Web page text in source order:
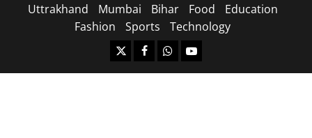
Uttrakhand
Mumbai Bihar Food
Education
Fashion
Sports Technology
https://x.com
facebook.com
https:/whatsapp.com/
Youtube.com